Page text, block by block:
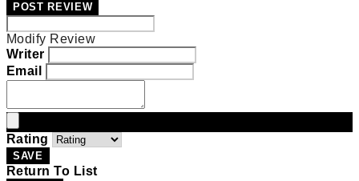
POST REVIEW
Modify Review
Writer
Email
Rating
SAVE
Return To List